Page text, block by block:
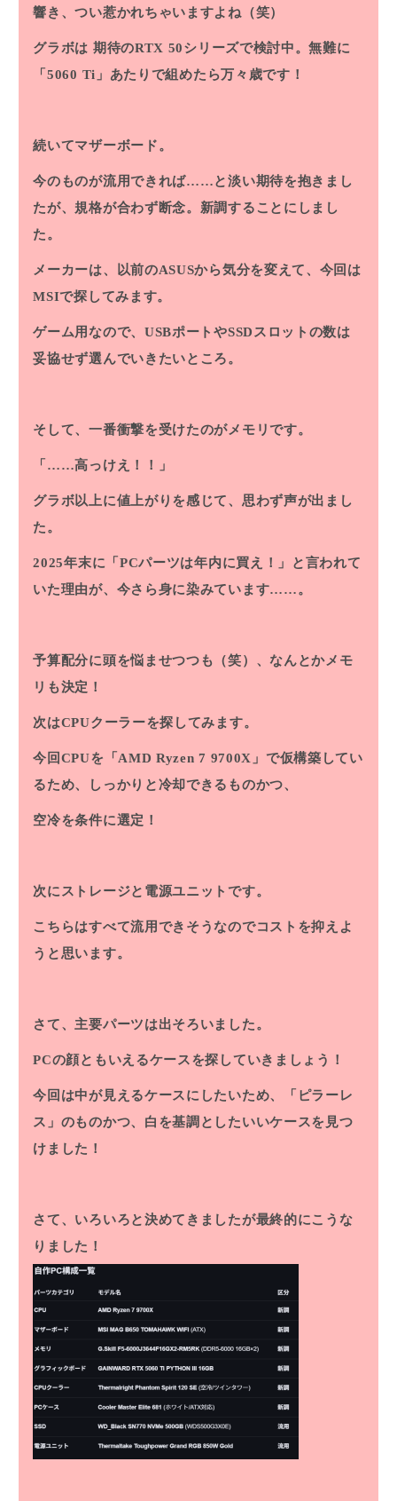
響き、つい惹かれちゃいますよね（笑）
グラボは 期待のRTX 50シリーズで検討中。無難に
「5060 Ti」あたりで組めたら万々歳です！
続いてマザーボード。
今のものが流用できれば……と淡い期待を抱きまし
たが、規格が合わず断念。新調することにしまし
た。
メーカーは、以前のASUSから気分を変えて、今回は
MSIで探してみます。
ゲーム用なので、USBポートやSSDスロットの数は
妥協せず選んでいきたいところ。
そして、一番衝撃を受けたのがメモリです。
「……高っけえ！！」
グラボ以上に値上がりを感じて、思わず声が出まし
た。
2025年末に「PCパーツは年内に買え！」と言われて
いた理由が、今さら身に染みています……。
予算配分に頭を悩ませつつも（笑）、なんとかメモ
リも決定！
次はCPUクーラーを探してみます。
今回CPUを「AMD Ryzen 7 9700X」で仮構築してい
るため、しっかりと冷却できるものかつ、
空冷を条件に選定！
次にストレージと電源ユニットです。
こちらはすべて流用できそうなのでコストを抑えよ
うと思います。
さて、主要パーツは出そろいました。
PCの顔ともいえるケースを探していきましょう！
今回は中が見えるケースにしたいため、「ピラーレ
ス」のものかつ、白を基調としたいいケースを見つ
けました！
さて、いろいろと決めてきましたが最終的にこうな
りました！